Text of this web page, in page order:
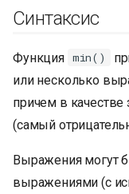
Синтаксис
Функция min()
или несколько
причем в качестве
(самый
Выражения могут
выражениями (с